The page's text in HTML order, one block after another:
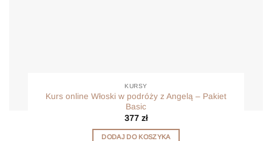
KURSY
Kurs online Włoski w podróży z Angelą – Pakiet
Basic
377 zł
DODAJ DO KOSZYKA